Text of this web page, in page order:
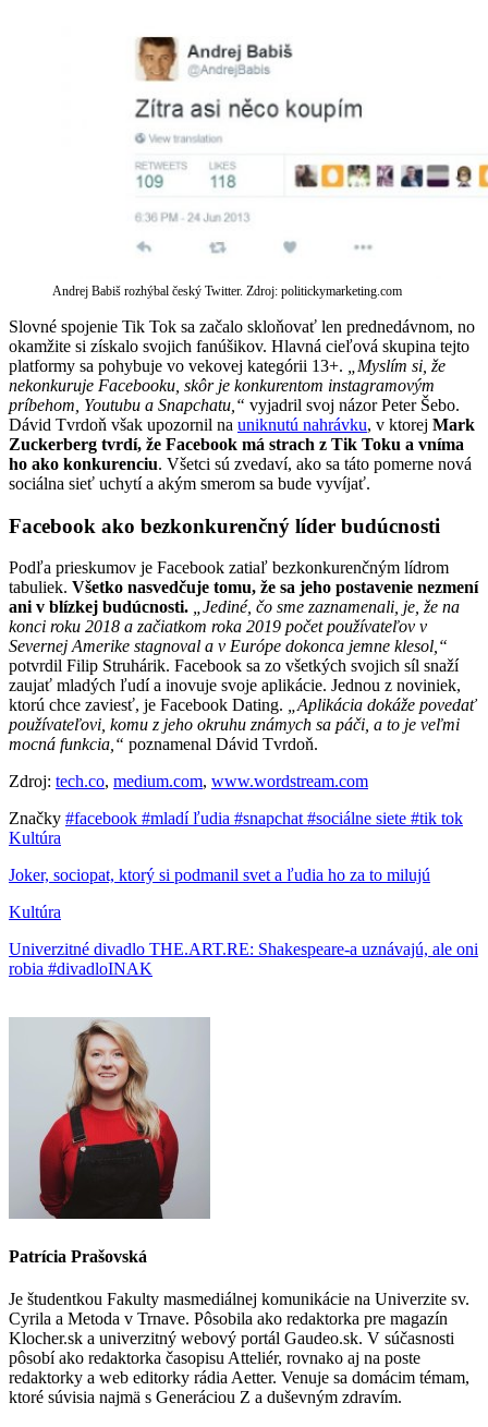
Andrej Babiš rozhýbal český Twitter. Zdroj: politickymarketing.com
Slovné spojenie Tik Tok sa začalo skloňovať len prednedávnom, no
okamžite si získalo svojich fanúšikov. Hlavná cieľová skupina tejto
platformy sa pohybuje vo vekovej kategórii 13+.
„Myslím si, že
nekonkuruje Facebooku, skôr je konkurentom instagramovým
príbehom, Youtubu a Snapchatu,“ vyjadril svoj názor Peter Šebo.
Dávid Tvrdoň však upozornil na uniknutú nahrávku, v ktorej Mark
Zuckerberg tvrdí, že Facebook má strach z Tik Toku a vníma
ho ako konkurenciu. Všetci sú zvedaví, ako sa táto pomerne nová
sociálna sieť uchytí a akým smerom sa bude vyvíjať.
Facebook ako bezkonkurenčný líder budúcnosti
Podľa prieskumov je Facebook zatiaľ bezkonkurenčným lídrom
tabuliek. Všetko nasvedčuje tomu, že sa jeho postavenie nezmení
ani v blízkej budúcnosti. „Jediné, čo sme zaznamenali, je, že na
konci roku 2018 a začiatkom roka 2019 počet používateľov v
Severnej Amerike stagnoval a v Európe dokonca jemne klesol,“
potvrdil Filip Struhárik. Facebook sa zo všetkých svojich síl snaží
zaujať mladých ľudí a inovuje svoje aplikácie. Jednou z noviniek,
ktorú chce zaviesť, je Facebook Dating. „Aplikácia dokáže povedať
používateľovi, komu z jeho okruhu známych sa páči, a to je veľmi
mocná funkcia,“ poznamenal Dávid Tvrdoň.
Zdroj: tech.co, medium.com, www.wordstream.com
Značky #facebook #mladí ľudia #snapchat#sociálne siete #tik tok
Kultúra
Joker, sociopat, ktorý si podmanil svet a ľudia ho za to milujú
Kultúra
Univerzitné divadlo THE.ART.RE: Shakespeare-a uznávajú, ale oni
robia #divadloINAK
Patrícia Prašovská
Je študentkou Fakulty masmediálnej komunikácie na Univerzite sv.
Cyrila a Metoda v Trnave. Pôsobila ako redaktorka pre magazín
Klocher.sk a univerzitný webový portál Gaudeo.sk. V súčasnosti
pôsobí ako redaktorka časopisu Atteliér, rovnako aj na poste
redaktorky a web editorky rádia Aetter. Venuje sa domácim témam,
ktoré súvisia najmä s Generáciou Z a duševným zdravím.